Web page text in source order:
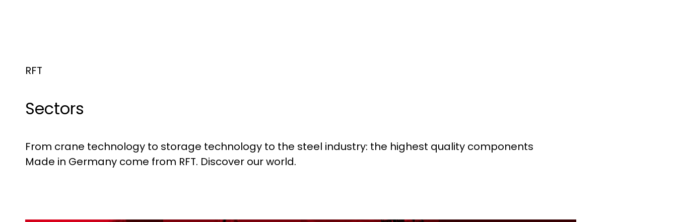
RFT
Sectors
From crane technology to storage technology to the steel industry: the highest quality components
Made in Germany come from RFT. Discover our world.